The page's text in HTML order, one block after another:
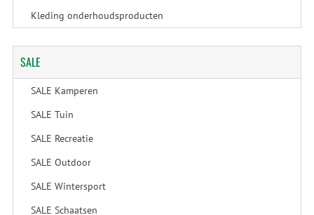
Kleding onderhoudsproducten
SALE
SALE Kamperen
SALE Tuin
SALE Recreatie
SALE Outdoor
SALE Wintersport
SALE Schaatsen